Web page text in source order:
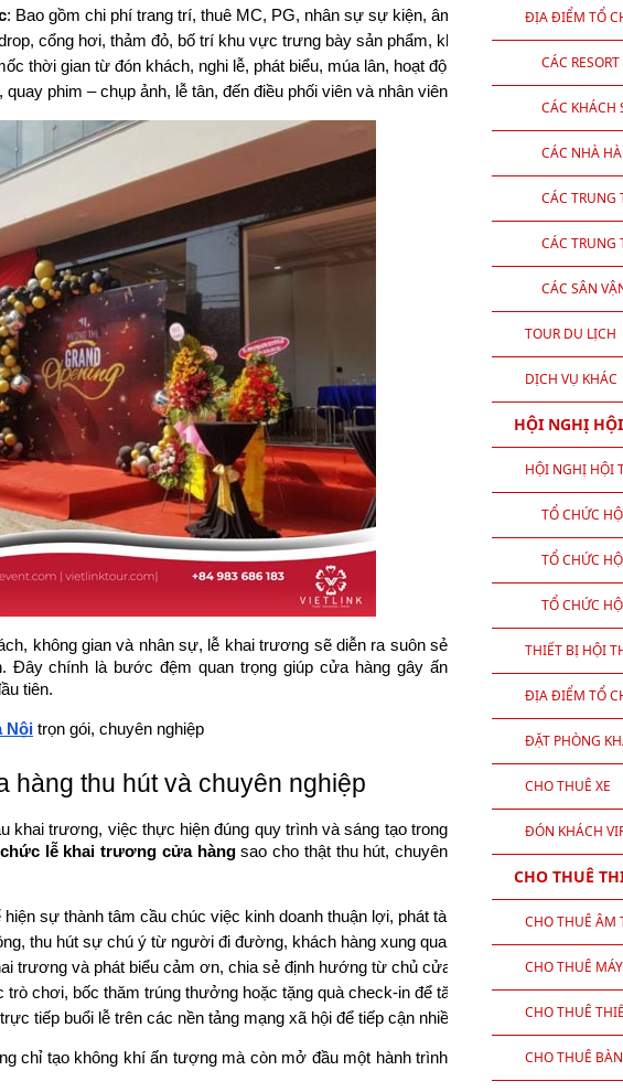
: Bao gồm chi phí trang trí, thuê MC, PG, nhân sự sự kiện, âm thanh – ánh sáng, quà
cổng hơi, thảm đỏ, bố trí khu vực trưng bày sản phẩm, khu vực check-in.
thời gian từ đón khách, nghi lễ, phát biểu, múa lân, hoạt động tương tác, tiệc nhẹ...
quay phim – chụp ảnh, lễ tân, đến điều phối viên và nhân viên kỹ thuật.
không gian và nhân sự, lễ khai trương sẽ diễn ra suôn sẻ
Đây chính là bước đệm quan trọng giúp cửa hàng gây ấn
tiên.
Nội trọn gói, chuyên nghiệp
thu hút và chuyên nghiệp
trương, việc thực hiện đúng quy trình và sáng tạo trong
lễ khai trương cửa hàngsao cho thật thu hút, chuyên
sự thành tâm cầu chúc việc kinh doanh thuận lợi, phát tài phát lộc.
thu hút sự chú ý từ người đi đường, khách hàng xung quanh.
trương và phát biểu cảm ơn, chia sẻ định hướng từ chủ cửa hàng.
trò chơi, bốc thăm trúng thưởng hoặc tặng quà check-in để tăng tương tác.
tiếp buổi lễ trên các nền tảng mạng xã hội để tiếp cận nhiều khách hàng hơn.
chỉ tạo không khí ấn tượng mà còn mở đầu một hành trình
ĐỊA ĐIỂM TỔ
CÁC
CÁC KHÁCH
CÁC NHÀ
CÁC TRUNG
NAM
CÁC TRUNG
CÁC SÂN
TOUR DU LỊCH
DỊCH VỤ KHÁC
HỘI NGHỊ
HỘI NGHỊ HỘI
TỔ CHỨC
TỔ CHỨC
TỔ CHỨC
THIẾT BỊ HỘI
ĐỊA ĐIỂM TỔ
ĐẶT PHÒNG
CHO THUÊ XE
ĐÓN KHÁCH
CHO THUÊ
CHO THUÊ ÂM
CHO THUÊ
CHO THUÊ
CHO THUÊ